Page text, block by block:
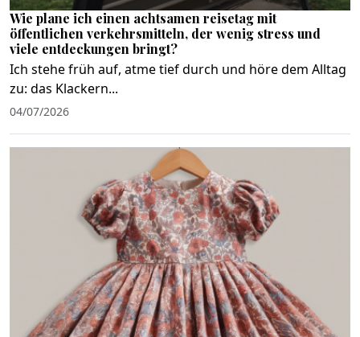
Wie plane ich einen achtsamen reisetag mit
öffentlichen verkehrsmitteln, der wenig stress und
viele entdeckungen bringt?
Ich stehe früh auf, atme tief durch und höre dem Alltag
zu: das Klackern...
04/07/2026